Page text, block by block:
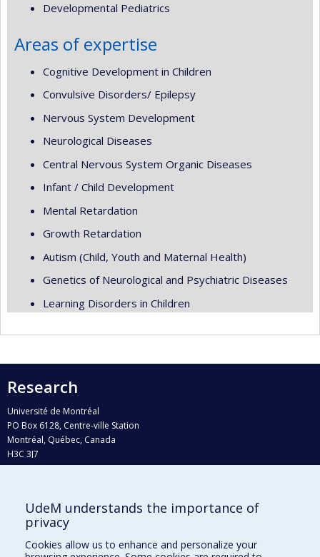
Developmental Pediatrics
Areas of expertise
Cognitive Development in Children
Convulsive Disorders/ Epilepsy
Nervous System Development
Neurological Diseases
Central Nervous System Organic Diseases
Infant / Child Development
Mental Retardation
Growth Retardation
Autism (Child, Youth and Maternal Health)
Genetics of Neurological and Psychiatric Diseases
Learning Disorders in Children
Research
Université de Montréal
PO Box 6128, Centre-ville Station
Montréal, Québec, Canada
H3C 3J7
Who does what?
Find us
UdeM understands the importance of
privacy
Cookies allow us to enhance and personalize your